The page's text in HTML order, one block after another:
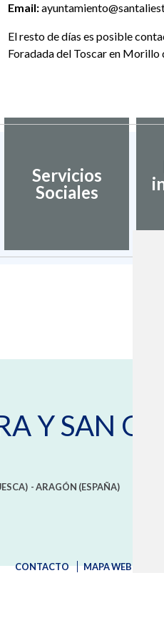
Email:
El resto de días es posible
Foradada del Toscar en Morillo
Servicios
Sociales
Y SAN
- ARAGÓN (ESPAÑA)
CONTACTO MAPA WEB